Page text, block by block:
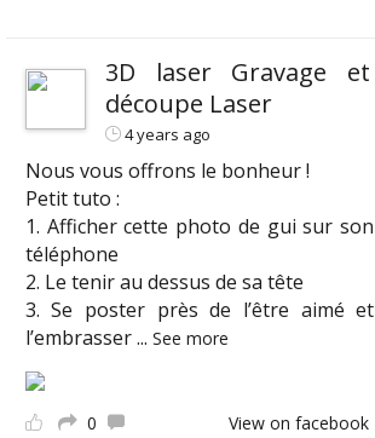
3D laser Gravage et
découpe Laser
4 years ago
Nous vous offrons le bonheur !
Petit tuto :
1. Afficher cette photo de gui sur son
téléphone
2. Le tenir au dessus de sa tête
3. Se poster près de l’être aimé et
l’embrasser... See more
0 View on facebook